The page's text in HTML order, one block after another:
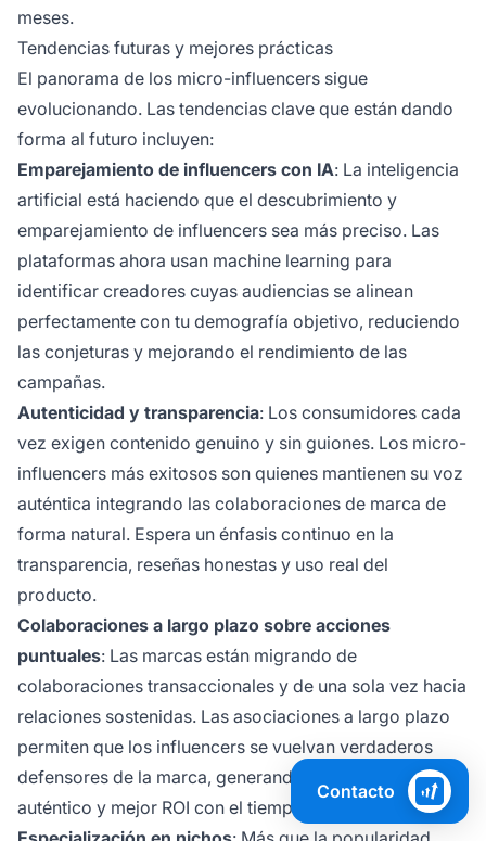
meses.
Tendencias futuras y mejores prácticas
El panorama de los micro-influencers sigue
evolucionando. Las tendencias clave que están dando
forma al futuro incluyen:
Emparejamiento de influencers con IA: La inteligencia
artificial está haciendo que el descubrimiento y
emparejamiento de influencers sea más preciso. Las
plataformas ahora usan machine learning para
identificar creadores cuyas audiencias se alinean
perfectamente con tu demografía objetivo, reduciendo
las conjeturas y mejorando el rendimiento de las
campañas.
Autenticidad y transparencia: Los consumidores cada
vez exigen contenido genuino y sin guiones. Los micro-
influencers más exitosos son quienes mantienen su voz
auténtica integrando las colaboraciones de marca de
forma natural. Espera un énfasis continuo en la
transparencia, reseñas honestas y uso real del
producto.
Colaboraciones a largo plazo sobre acciones
puntuales: Las marcas están migrando de
colaboraciones transaccionales y de una sola vez hacia
relaciones sostenidas. Las asociaciones a largo plazo
permiten que los influencers se vuelvan verdaderos
defensores de la marca, generando contenido más
auténtico y mejor ROI con el tiempo.
Contacto